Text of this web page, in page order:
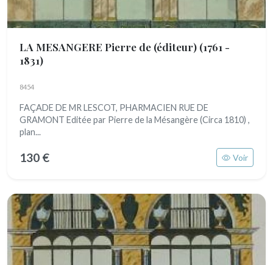
LA MESANGERE Pierre de (éditeur) (1761 -
1831)
8454
FAÇADE DE MR LESCOT, PHARMACIEN RUE DE
GRAMONT Editée par Pierre de la Mésangère (Circa 1810) ,
plan...
130 € Voir